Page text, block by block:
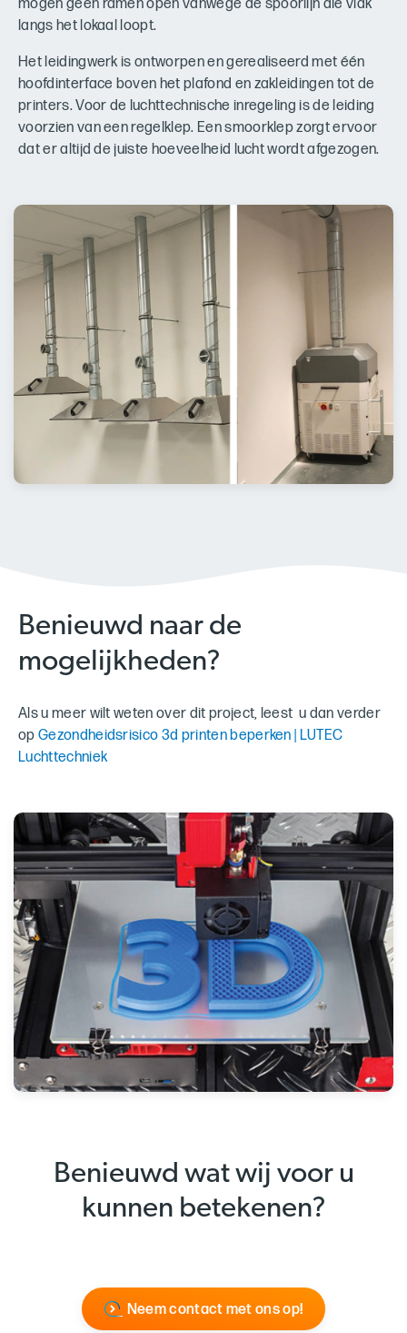
mogen geen ramen open vanwege de spoorlijn die vlak
langs het lokaal loopt.
Het leidingwerk is ontworpen en gerealiseerd met één
hoofdinterface boven het plafond en zakleidingen tot de
printers. Voor de luchttechnische inregeling is de leiding
voorzien van een regelklep. Een smoorklep zorgt ervoor
dat er altijd de juiste hoeveelheid lucht wordt afgezogen.
Benieuwd naar de
mogelijkheden?
Als u meer wilt weten over dit project, leest u dan verder
op Gezondheidsrisico 3d printen beperken | LUTEC
Luchttechniek
Benieuwd wat wij voor u
kunnen betekenen?
Neem contact met ons op!